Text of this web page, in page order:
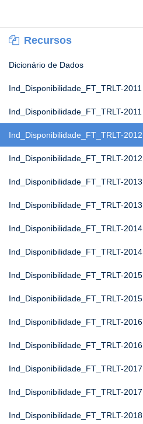
Recursos
Dicionário de Dados
Ind_Disponibilidade_FT_TRLT-2011
Ind_Disponibilidade_FT_TRLT-2011
Ind_Disponibilidade_FT_TRLT-2012
Ind_Disponibilidade_FT_TRLT-2012
Ind_Disponibilidade_FT_TRLT-2013
Ind_Disponibilidade_FT_TRLT-2013
Ind_Disponibilidade_FT_TRLT-2014
Ind_Disponibilidade_FT_TRLT-2014
Ind_Disponibilidade_FT_TRLT-2015
Ind_Disponibilidade_FT_TRLT-2015
Ind_Disponibilidade_FT_TRLT-2016
Ind_Disponibilidade_FT_TRLT-2016
Ind_Disponibilidade_FT_TRLT-2017
Ind_Disponibilidade_FT_TRLT-2017
Ind_Disponibilidade_FT_TRLT-2018